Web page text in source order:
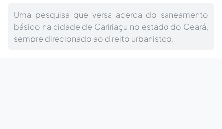
Uma pesquisa que versa acerca do saneamento
básico na cidade de Caririaçu no estado do Ceará,
sempre direcionado ao direito urbanistco.